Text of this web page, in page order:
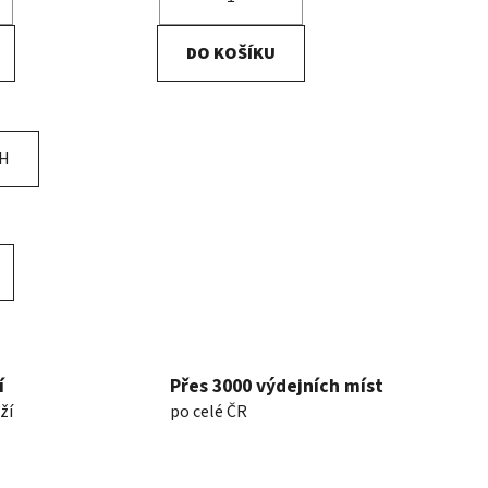
DO KOŠÍKU
Přes 3000 výdejních míst
po celé ČR